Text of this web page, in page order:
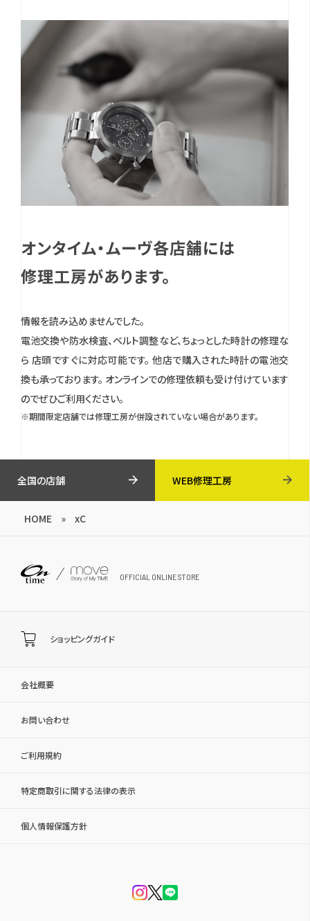
オンタイム・ムーヴ各店舗には
修理工房があります。
情報を読み込めませんでした。
電池交換や防水検査、ベルト調整など、ちょっとした時計の修理な
ら 店頭ですぐに対応可能です。 他店で購入された時計の電池交
換も承っております。 オンラインでの修理依頼も受け付けています
のでぜひご利用ください。
※期間限定店舗では修理工房が併設されていない場合があります。
全国の店舗 WEB修理工房
HOME » xC
OFFICIAL ONLINE STORE
会社概要
お問い合わせ
ご利用規約
特定商取引に関する法律の表示
個人情報保護方針
ショッピングガイド